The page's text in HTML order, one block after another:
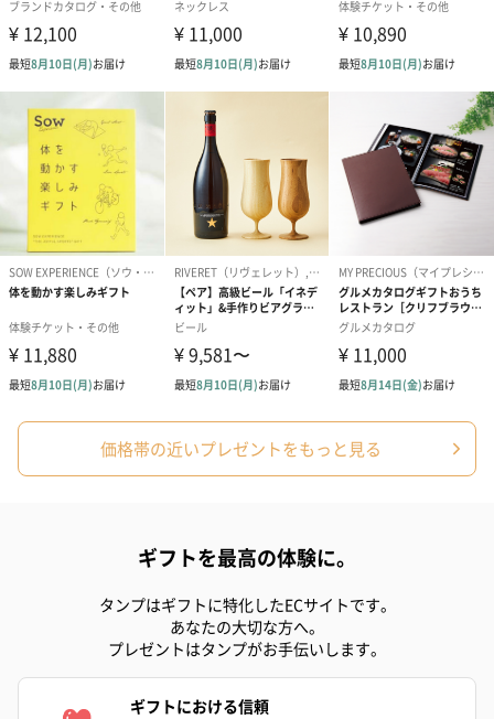
愛らしいぬいぐるみを同梱してお届けします。
誕生日・記念日・出産祝いなどのシーンにおすすめです。
フラワーテディベア
（2,390円）
テディベア（バニラ）
（1,760円）
テディベア（
ル）（1,760円
紅茶・コーヒー・スイーツ
紅茶・コーヒー・スイーツを同梱してお届けいたします。ギフト
への＋αにおすすめです。
アールグレイ（HAPPY
BIRTHDAY TO YOU）
（660円）
アールグレイティー
（660円）
円）
価格帯の近いプレゼントをもっと見る
ギフトを最高の体験に。
タンプはギフトに特化したECサイトです。
あなたの大切な方へ。
プレゼントはタンプがお手伝いします。
ギフトにおける信頼